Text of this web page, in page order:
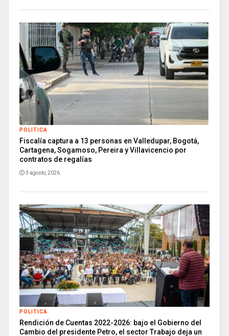
POLITICA
Fiscalía captura a 13 personas en Valledupar, Bogotá,
Cartagena, Sogamoso, Pereira y Villavicencio por
contratos de regalías
3 agosto, 2026
POLITICA
Rendición de Cuentas 2022-2026: bajo el Gobierno del
Cambio del presidente Petro, el sector Trabajo deja un